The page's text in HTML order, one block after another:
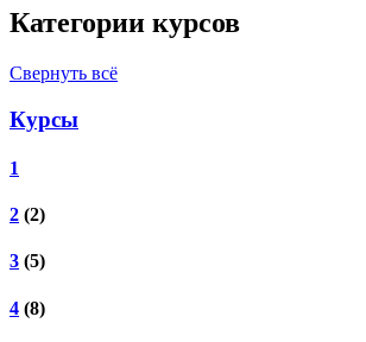
Категории курсов
Свернуть всё
Курсы
1
2 (2)
3 (5)
4 (8)